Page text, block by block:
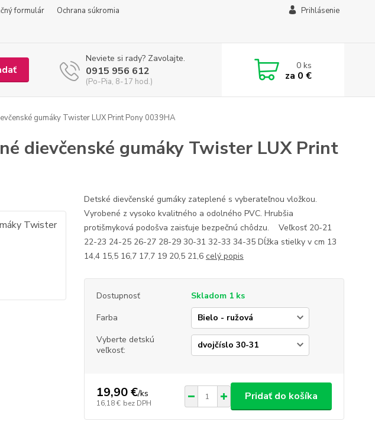
formulár
Ochrana súkromia
Prihlásenie
Neviete si rady? Zavolajte.
0915 956 612
(Po-Pia, 8-17 hod.)
0ks
za 0 €
gumáky Twister LUX Print Pony 0039HA
dievčenské gumáky Twister LUX Print
Detské dievčenské gumáky zateplené s vyberateľnou vložkou.
Vyrobené z vysoko kvalitného a odolného PVC. Hrubšia
protišmyková podošva zaisťuje bezpečnú chôdzu. Veľkosť 20-21
22-23 24-25 26-27 28-29 30-31 32-33 34-35 Dĺžka stielky v cm 13
14,4 15,5 16,7 17,7 19 20,5 21,6 celý popis
Dostupnosť
Skladom 1 ks
Farba
Vyberte detskú
veľkosť:
19,90 €/ks
16,18 € bez DPH
Pridať do košíka